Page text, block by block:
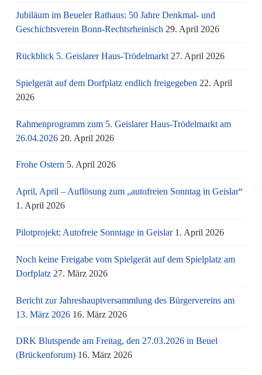
Jubiläum im Beueler Rathaus: 50 Jahre Denkmal- und
Geschichtsverein Bonn-Rechtsrheinisch 29. April 2026
Rückblick 5. Geislarer Haus-Trödelmarkt 27. April 2026
Spielgerät auf dem Dorfplatz endlich freigegeben 22. April
2026
Rahmenprogramm zum 5. Geislarer Haus-Trödelmarkt am
26.04.2026 20. April 2026
Frohe Ostern 5. April 2026
April, April – Auflösung zum „autofreien Sonntag in Geislar“
1. April 2026
Pilotprojekt: Autofreie Sonntage in Geislar 1. April 2026
Noch keine Freigabe vom Spielgerät auf dem Spielplatz am
Dorfplatz 27. März 2026
Bericht zur Jahreshauptversammlung des Bürgervereins am
13. März 2026 16. März 2026
DRK Blutspende am Freitag, den 27.03.2026 in Beuel
(Brückenforum) 16. März 2026